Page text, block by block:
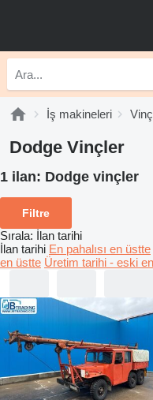
İş makineleri
Dodge Vinçler
1 ilan: Dodge vinçler
Filtre
Sırala: İlan tarihi
İlan tarihi En pahalısı en üstte
en üstte Üretim tarihi - eski